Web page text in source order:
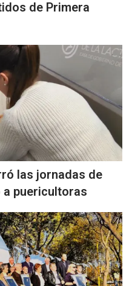
de Primera
las jornadas de
puericultoras